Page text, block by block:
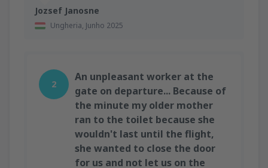
Jozsef Janosne
Ungheria, Junho 2025
2
An unpleasant worker at the
gate on departure... Because of
the minute my older mother
ran to the toilet because she
wouldn't last until the flight,
she wanted to close the door
for us and not let us on the